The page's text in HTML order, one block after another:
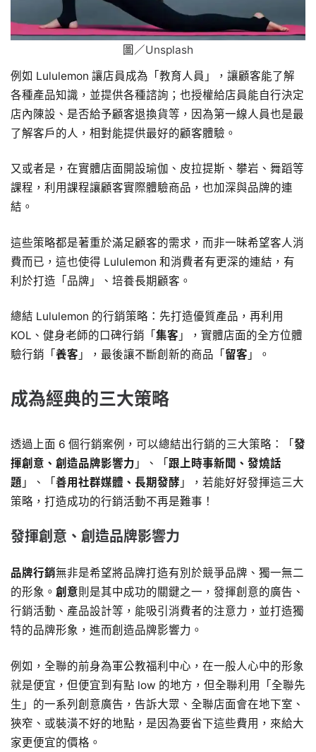
圖／Unsplash
例如 Lululemon 讓店員成為「教育人員」，讓顧客能了解
各種產品知識，並提供各種諮詢；也授權給店員能自行決定
店內陳設、是否給予顧客退換貨等，因為第一線人員也是最
了解客戶的人，相對能提供最好的顧客體驗。
又或者是，在實體店面開設瑜伽、皮拉提斯、攀岩、舞蹈等
課程，利用課程讓顧客實際體驗商品，也加深與品牌的連
結。
這些策略都是著重於滿足顧客的需求，而非一昧希望客人消
費而已，這也使得 Lululemon 和消費者有更深的連結，有
利於打造「品牌」、培養長期顧客。
總結 Lululemon 的行銷策略：先打造優質產品，再利用
KOL、健身老師的口碑行銷「 集客 」，實體店面的全方位體
驗行銷「 養客 」，最後讓不斷創新的商品「 留客 」。
成為經典的三大策略
透過上面 6 個行銷案例，可以總結出行銷的三大策略：「 發
揮創意、創造品牌影響力 」、「 跟上時事新聞、發燒話
題 」、「 善用社群媒體、長期發酵 」，若能好好發揮這三大
策略，打造成功的行銷活動不再是難事！
發揮創意、創造品牌影響力
品牌行銷無非是希望將品牌打造有別於競爭品牌、獨一無二
的形象。 創意則是其中成功的關鍵之一，發揮創意的廣告、
行銷活動、產品設計等，能吸引消費者的注意力，並打造獨
特的品牌形象，進而創造品牌影響力。
例如，全聯的前身為軍公教福利中心，在一般人心中的形象
就是便宜，但便宜到有點 low 的地方，但全聯利用「全聯先
生」的一系列創意廣告，告訴大眾、全聯店面會在地下室、
狹窄、或裝潢不好的地點，是因為要省下這些費用，來給大
家更便宜的價格。